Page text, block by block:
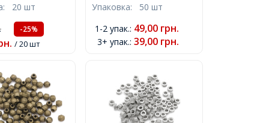
стиль
Колонка,
4мм,
20 шт
-25%
/ 20 шт
2.5х2.5мм, Отверстие
Упаковка: 50 шт
1-2 упак.: 49,00 грн.
3+ упак.: 39,00 грн.